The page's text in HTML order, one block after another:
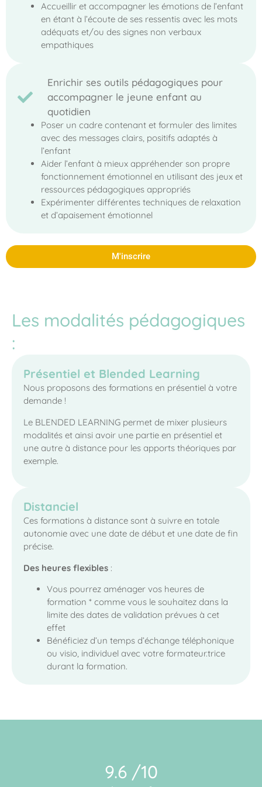
Accueillir et accompagner les émotions de l’enfant
en étant à l’écoute de ses ressentis avec les mots
adéquats et/ou des signes non verbaux
empathiques
Enrichir ses outils pédagogiques pour
accompagner le jeune enfant au
quotidien
Poser un cadre contenant et formuler des limites
avec des messages clairs, positifs adaptés à
l’enfant
Aider l’enfant à mieux appréhender son propre
fonctionnement émotionnel en utilisant des jeux et
ressources pédagogiques appropriés
Expérimenter différentes techniques de relaxation
et d’apaisement émotionnel
M'inscrire
Les modalités pédagogiques
:
Présentiel et Blended Learning
Nous proposons des formations en présentiel à votre
demande !
Le BLENDED LEARNING permet de mixer plusieurs
modalités et ainsi avoir une partie en présentiel et
une autre à distance pour les apports théoriques par
exemple.
Distanciel
Ces formations à distance sont à suivre en totale
autonomie avec une date de début et une date de fin
précise.
Des heures flexibles :
Vous pourrez aménager vos heures de
formation * comme vous le souhaitez dans la
limite des dates de validation prévues à cet
effet
Bénéficiez d’un temps d’échange téléphonique
ou visio, individuel avec votre formateur.trice
durant la formation.
9.6 /10